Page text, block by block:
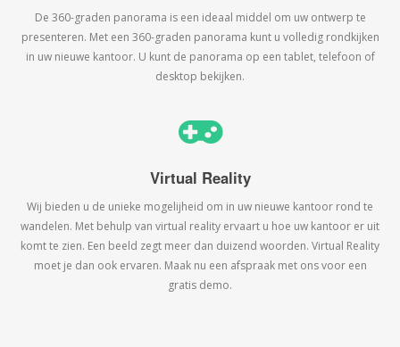
De 360-graden panorama is een ideaal middel om uw ontwerp te
presenteren. Met een 360-graden panorama kunt u volledig rondkijken
in uw nieuwe kantoor. U kunt de panorama op een tablet, telefoon of
desktop bekijken.
Virtual Reality
Wij bieden u de unieke mogelijheid om in uw nieuwe kantoor rond te
wandelen. Met behulp van virtual reality ervaart u hoe uw kantoor er uit
komt te zien. Een beeld zegt meer dan duizend woorden. Virtual Reality
moet je dan ook ervaren. Maak nu een afspraak met ons voor een
gratis demo.